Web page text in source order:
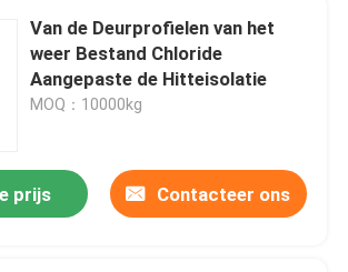
Van de Deurprofielen van het
weer Bestand Chloride
Aangepaste de Hitteisolatie
MOQ：10000kg
prijs Contacteer ons